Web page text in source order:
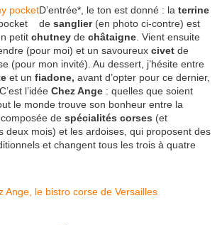
D’entrée*, le ton est donné : la terrine
de sanglier(en photo ci-contre) est
petit chutney de châtaigne . Vient ensuite
(pour moi) et un savoureux civet de
(pour mon invité). Au dessert, j’hésite entre
et un fiadone, avant d’opter pour ce dernier,
l’idée Chez Ange : quelles que soient
le monde trouve son bonheur entre la
de spécialités corses (et
deux mois) et les ardoises, qui proposent des
et changent tous les trois à quatre